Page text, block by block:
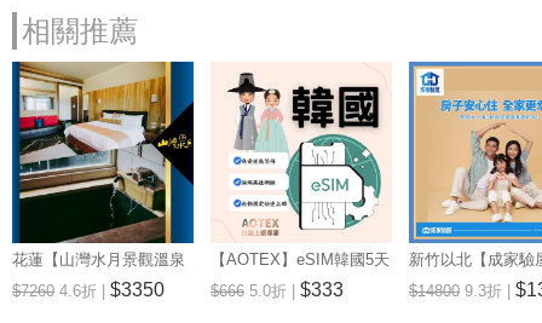
相關推薦
花蓮【山灣水月景觀溫泉
會館】景觀雙人房一泊一
食住宿券(MO)
$7260 4.6折 | $3350
【AOTEX】eSIM韓國5天
無限高速網路吃到飽兌換
券(MO)
$666 5.0折 | $333
新竹以北【成家驗
25坪 (三房格局)超
券 (MO)
$14800 9.3折 |